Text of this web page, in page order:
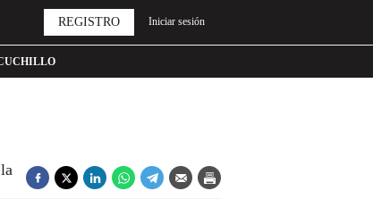
REGISTRO Iniciar sesión